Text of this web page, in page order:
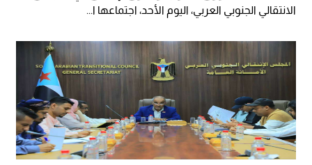
الانتقالي الجنوبي العربي، اليوم الأحد، اجتماعها ا...